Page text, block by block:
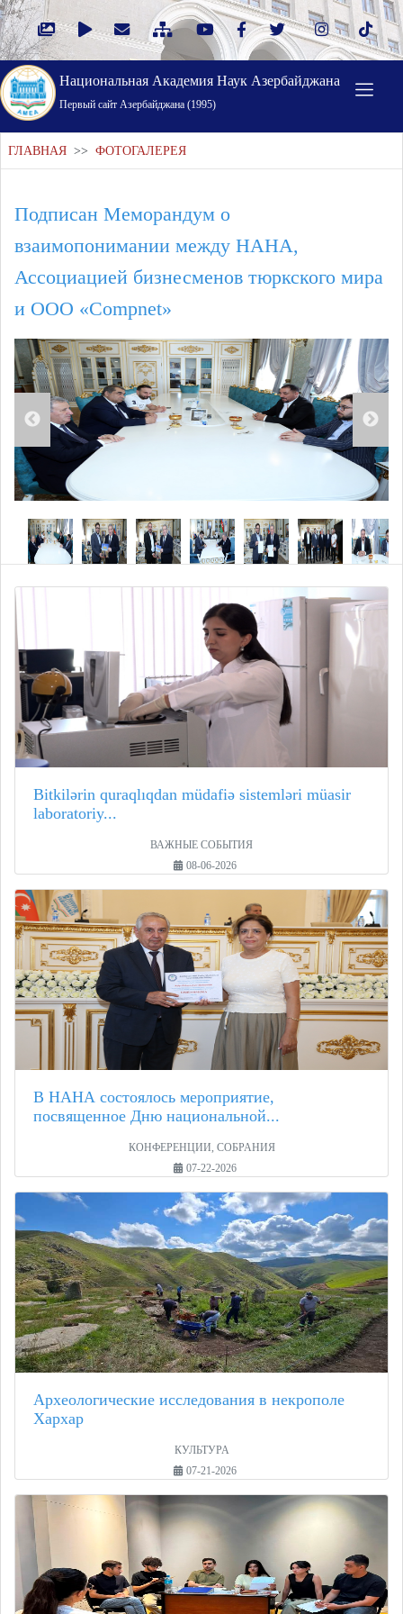
Национальная Академия Наук Азербайджана
Первый cайт Азербайджана (1995)
ГЛАВНАЯ >> ФОТОГАЛЕРЕЯ
Подписан Меморандум о
взаимопонимании между НАНА,
Ассоциацией бизнесменов тюркского мира
и ООО «Compnet»
Bitkilərin quraqlıqdan müdafiə sistemləri müasir
laboratoriy...
ВАЖНЫЕ СОБЫТИЯ
08-06-2026
В НАНА состоялось мероприятие,
посвященное Дню национальной...
КОНФЕРЕНЦИИ, СОБРАНИЯ
07-22-2026
Археологические исследования в некрополе
Хархар
КУЛЬТУРА
07-21-2026